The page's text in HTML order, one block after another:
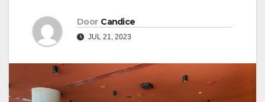
Door Candice
JUL 21, 2023